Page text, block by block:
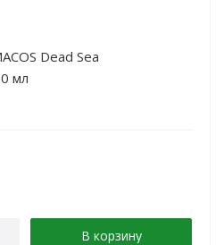
Dead Sea
мл
В корзину